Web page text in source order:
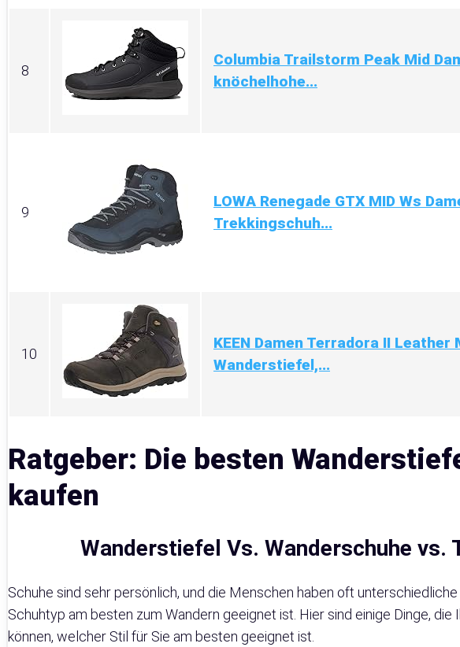
8
Columbia Trailstorm Peak Mid
knöchelhohe...
9
LOWA Renegade GTX MID Ws
Trekkingschuh...
10
KEEN Damen Terradora II Leather
Wanderstiefel,...
Ratgeber: Die besten
kaufen
Wanderstiefel Vs. Wanderschuhe vs.
Schuhe sind sehr persönlich, und die Menschen haben oft
Schuhtyp am besten zum Wandern geeignet ist. Hier sind einige Dinge, die
können, welcher Stil für Sie am besten geeignet ist.